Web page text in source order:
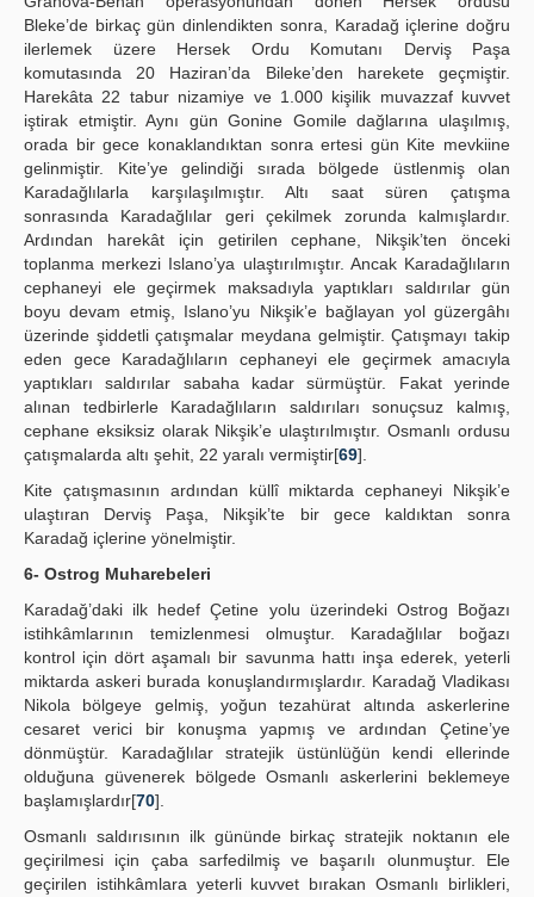
Bleke’de birkaç gün dinlendikten sonra, Karadağ içlerine doğru
ilerlemek üzere Hersek Ordu Komutanı Derviş Paşa
komutasında 20 Haziran’da Bileke’den harekete geçmiştir.
Harekâta 22 tabur nizamiye ve 1.000 kişilik muvazzaf kuvvet
iştirak etmiştir. Aynı gün Gonine Gomile dağlarına ulaşılmış,
orada bir gece konaklandıktan sonra ertesi gün Kite mevkiine
gelinmiştir. Kite’ye gelindiği sırada bölgede üstlenmiş olan
Karadağlılarla karşılaşılmıştır. Altı saat süren çatışma
sonrasında Karadağlılar geri çekilmek zorunda kalmışlardır.
Ardından harekât için getirilen cephane, Nikşik’ten önceki
toplanma merkezi Islano’ya ulaştırılmıştır. Ancak Karadağlıların
cephaneyi ele geçirmek maksadıyla yaptıkları saldırılar gün
boyu devam etmiş, Islano’yu Nikşik’e bağlayan yol güzergâhı
üzerinde şiddetli çatışmalar meydana gelmiştir. Çatışmayı takip
eden gece Karadağlıların cephaneyi ele geçirmek amacıyla
yaptıkları saldırılar sabaha kadar sürmüştür. Fakat yerinde
alınan tedbirlerle Karadağlıların saldırıları sonuçsuz kalmış,
cephane eksiksiz olarak Nikşik’e ulaştırılmıştır. Osmanlı ordusu
çatışmalarda altı şehit, 22 yaralı vermiştir[69].
Kite çatışmasının ardından küllî miktarda cephaneyi Nikşik’e
ulaştıran Derviş Paşa, Nikşik’te bir gece kaldıktan sonra
Karadağ içlerine yönelmiştir.
6- Ostrog Muharebeleri
Karadağ’daki ilk hedef Çetine yolu üzerindeki Ostrog Boğazı
istihkâmlarının temizlenmesi olmuştur. Karadağlılar boğazı
kontrol için dört aşamalı bir savunma hattı inşa ederek, yeterli
miktarda askeri burada konuşlandırmışlardır. Karadağ Vladikası
Nikola bölgeye gelmiş, yoğun tezahürat altında askerlerine
cesaret verici bir konuşma yapmış ve ardından Çetine’ye
dönmüştür. Karadağlılar stratejik üstünlüğün kendi ellerinde
olduğuna güvenerek bölgede Osmanlı askerlerini beklemeye
başlamışlardır[70].
Osmanlı saldırısının ilk gününde birkaç stratejik noktanın ele
geçirilmesi için çaba sarfedilmiş ve başarılı olunmuştur. Ele
geçirilen istihkâmlara yeterli kuvvet bırakan Osmanlı birlikleri,